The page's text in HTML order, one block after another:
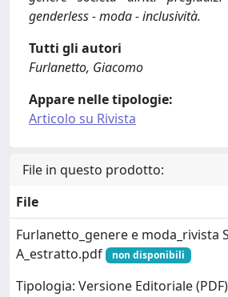
genderless - moda - inclusività.
Tutti gli autori
Furlanetto, Giacomo
Appare nelle tipologie:
Articolo su Rivista
File in questo prodotto:
File
Furlanetto_genere e moda_rivista
A_estratto.pdf
non disponibili
Tipologia: Versione Editoriale (PDF)